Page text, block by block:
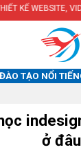
TẠI HÀ NỘI &
TẠO NỔI
ở đâu